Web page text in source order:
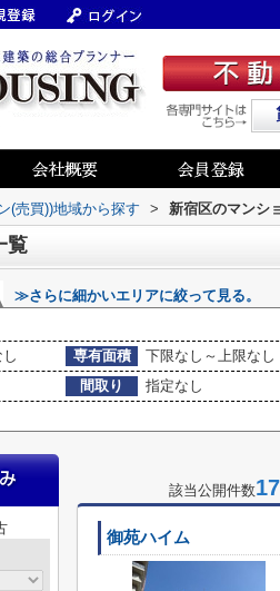
(売買))地域から探す > 新宿区のマンシ
覧
≫さらに細かいエリアに絞って見る。
専有面積
下限なし～上限なし
間取り
指定なし
該当公開件数17
御苑ハイム